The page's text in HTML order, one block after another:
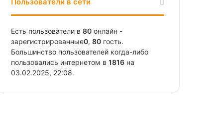
Есть пользователи в80 онлайн -
зарегистрированные0,80 гость.
Большинство пользователей когда-либо
пользовались интернетом в1816 на
03.02.2025, 22:08.